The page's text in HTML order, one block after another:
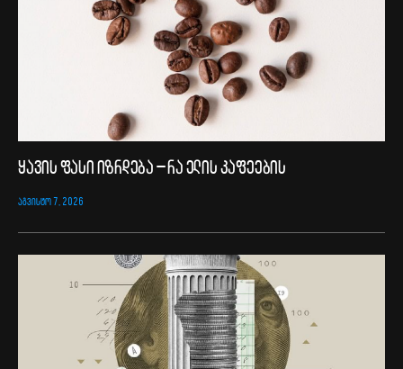
ყავის ფასი იზრდება – რა ელის კაფეების
ᲐᲒᲕᲘᲡᲢᲝ 7, 2026